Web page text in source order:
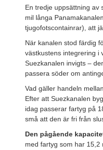
En tredje uppsättning av
mil långa
tjugofotscontainrar), att
När kanalen stod färdig
västkustens integrering i
Suezkanalen invigts –
passera söder om
Vad gäller handeln
Efter att Suezkanalen
idag passerar fartyg på
små att den är fri från
Den pågående
med fartyg som har